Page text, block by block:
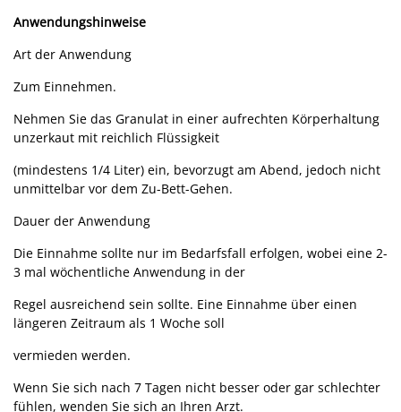
Anwendungshinweise
Art der Anwendung
Zum Einnehmen.
Nehmen Sie das Granulat in einer aufrechten Körperhaltung
unzerkaut mit reichlich Flüssigkeit
(mindestens 1/4 Liter) ein, bevorzugt am Abend, jedoch nicht
unmittelbar vor dem Zu-Bett-Gehen.
Dauer der Anwendung
Die Einnahme sollte nur im Bedarfsfall erfolgen, wobei eine 2-
3 mal wöchentliche Anwendung in der
Regel ausreichend sein sollte. Eine Einnahme über einen
längeren Zeitraum als 1 Woche soll
vermieden werden.
Wenn Sie sich nach 7 Tagen nicht besser oder gar schlechter
fühlen, wenden Sie sich an Ihren Arzt.